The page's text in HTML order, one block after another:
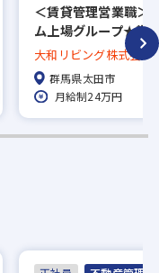
＜賃貸管理営業職＞
ム上場グループ★賞
間休日123日＆フレ
制〔太田市〕
大和リビング株式会社
群馬県太田市
月給制24万円